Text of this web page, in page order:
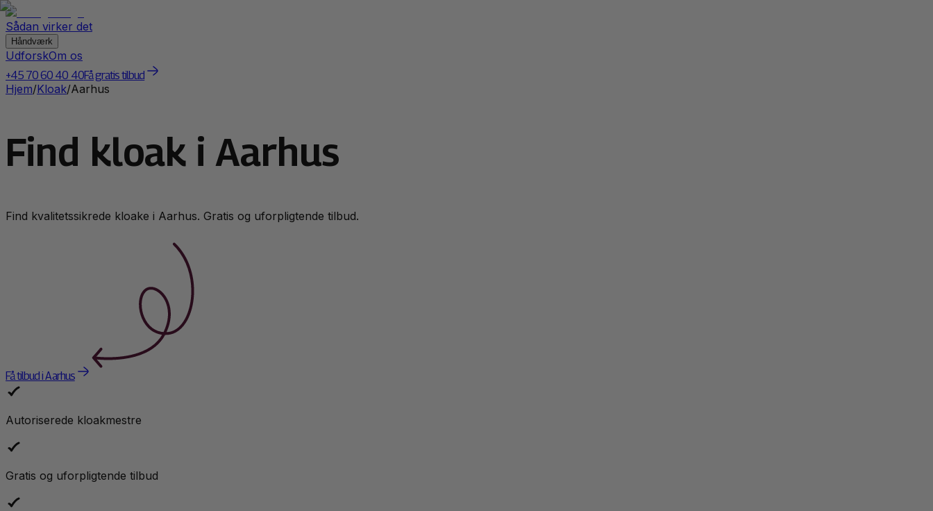
Sådan virker det
Håndværk
UdforskOm os
+45 70 60 40 40Få gratis tilbud
Hjem/Kloak/Aarhus
Find kloak i Aarhus
Find kvalitetssikrede kloake i Aarhus. Gratis og uforpligtende tilbud.
Få tilbud i Aarhus
Autoriserede kloakmestre
Gratis og uforpligtende tilbud